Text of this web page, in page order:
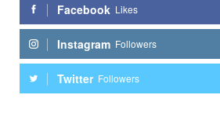
Facebook Likes
Instagram Followers
Twitter Followers